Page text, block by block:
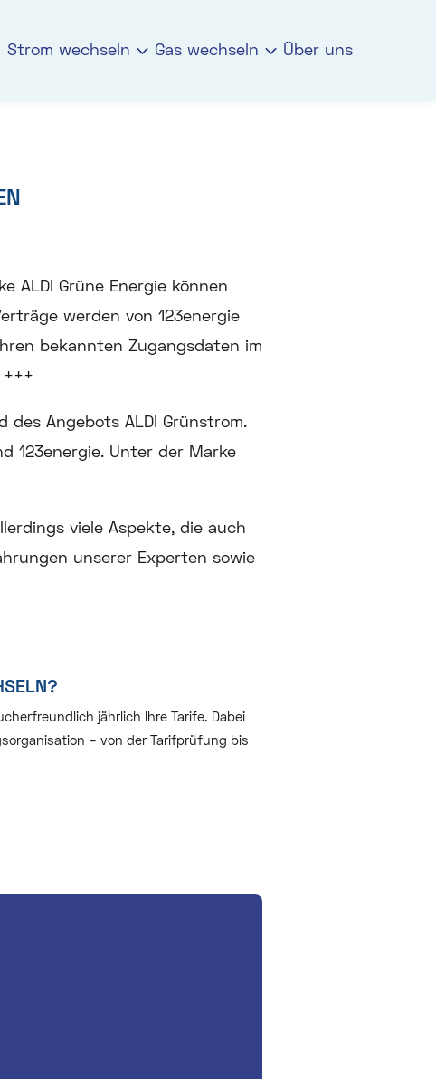
Strom wechseln Gas wechseln Über uns
ALDI Grüne Energie können
werden von 123energie
bekannten Zugangsdaten im
+++
des Angebots ALDI Grünstrom.
123energie. Unter der Marke
viele Aspekte, die auch
unserer Experten sowie
jährlich Ihre Tarife. Dabei
– von der Tarifprüfung bis